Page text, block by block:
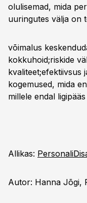
olulisemad, mida
uuringutes välja on
võimalus
kokkuhoid;riskide
kvaliteet;efektiivsus
kogemused, mida
millele endal
Allikas:
Autor: Hanna Jõgi,